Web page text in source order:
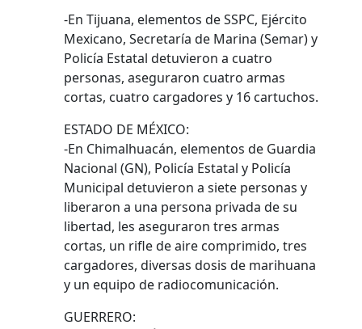
-En Tijuana, elementos de SSPC, Ejército
Mexicano, Secretaría de Marina (Semar) y
Policía Estatal detuvieron a cuatro
personas, aseguraron cuatro armas
cortas, cuatro cargadores y 16 cartuchos.
ESTADO DE MÉXICO:
-En Chimalhuacán, elementos de Guardia
Nacional (GN), Policía Estatal y Policía
Municipal detuvieron a siete personas y
liberaron a una persona privada de su
libertad, les aseguraron tres armas
cortas, un rifle de aire comprimido, tres
cargadores, diversas dosis de marihuana
y un equipo de radiocomunicación.
GUERRERO: